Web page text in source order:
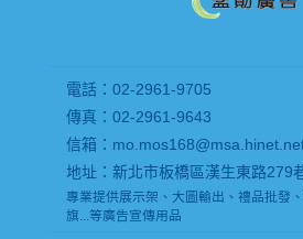
電話：02-2961-9705
傳真：02-2961-9643
信箱：
地址：新北市板橋區漢生東路279
專業提供展示架、大圖輸出、禮品批發
旗...等廣告宣傳用品